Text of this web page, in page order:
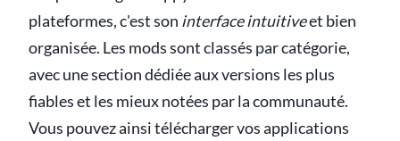
plateformes, c'est son interface intuitiveet bien
organisée. Les mods sont classés par catégorie,
avec une section dédiée aux versions les plus
fiables et les mieux notées par la communauté.
Vous pouvez ainsi télécharger vos applications